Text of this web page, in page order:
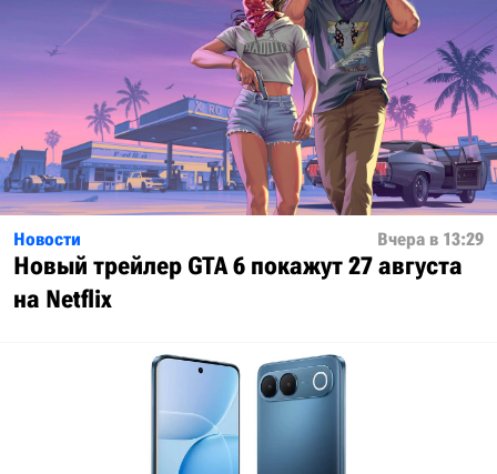
Новости Вчера в 13:29
Новый трейлер GTA 6 покажут 27 августа
на Netflix